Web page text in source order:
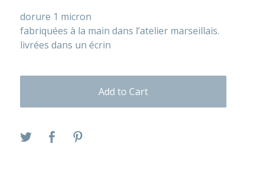
dorure 1 micron
fabriquées à la main dans l’atelier marseillais.
livrées dans un écrin
Add to Cart